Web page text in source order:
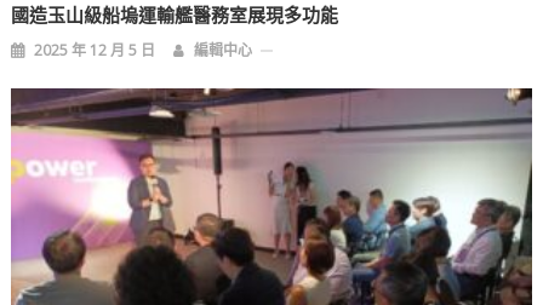
國造玉山級船塢運輸艦醫務室展現多功能
2025 年 12 月 5 日 編輯中心